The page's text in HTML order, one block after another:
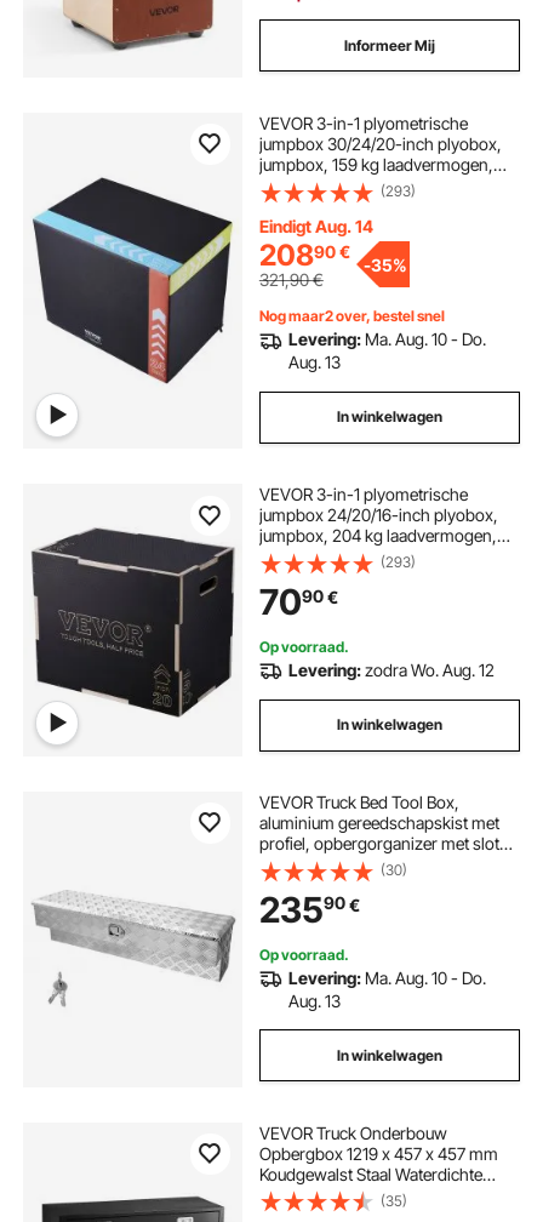
Informeer Mij
VEVOR 3-in-1 plyometrische
jumpbox 30/24/20-inch plyobox,
jumpbox, 159 kg laadvermogen,
fitnessoefening, step-up box voor
thuistraining, jumpkrachttraining,
zwart, verstelbare hoogte
(293)
Eindigt Aug. 14
20890€
321,90€
-35%
Nog maar2 over, bestel snel
Levering: Ma. Aug. 10 - Do.
Aug. 13
In winkelwagen
VEVOR 3-in-1 plyometrische
jumpbox 24/20/16-inch plyobox,
jumpbox, 204 kg laadvermogen,
fitnessoefening, step-up box voor
thuistraining, jumpkrachttraining,
zwart, verstelbare hoogte
(293)
7090€
Op voorraad.
Levering:zodra Wo. Aug. 12
In winkelwagen
VEVOR Truck Bed Tool Box,
aluminium gereedschapskist met
profiel, opbergorganizer met slot
en sleutel, ideaal voor pick-
uptrucks, vrachtwagenbedden,
campers en aanhangers, 1219 x
340 x 330 mm
(30)
23590€
Op voorraad.
Levering: Ma. Aug. 10 - Do.
Aug. 13
In winkelwagen
VEVOR Truck Onderbouw
Opbergbox 1219 x 457 x 457 mm
Koudgewalst Staal Waterdichte
Gereedschapskist met T-
handgreep en Slot voor
(35)